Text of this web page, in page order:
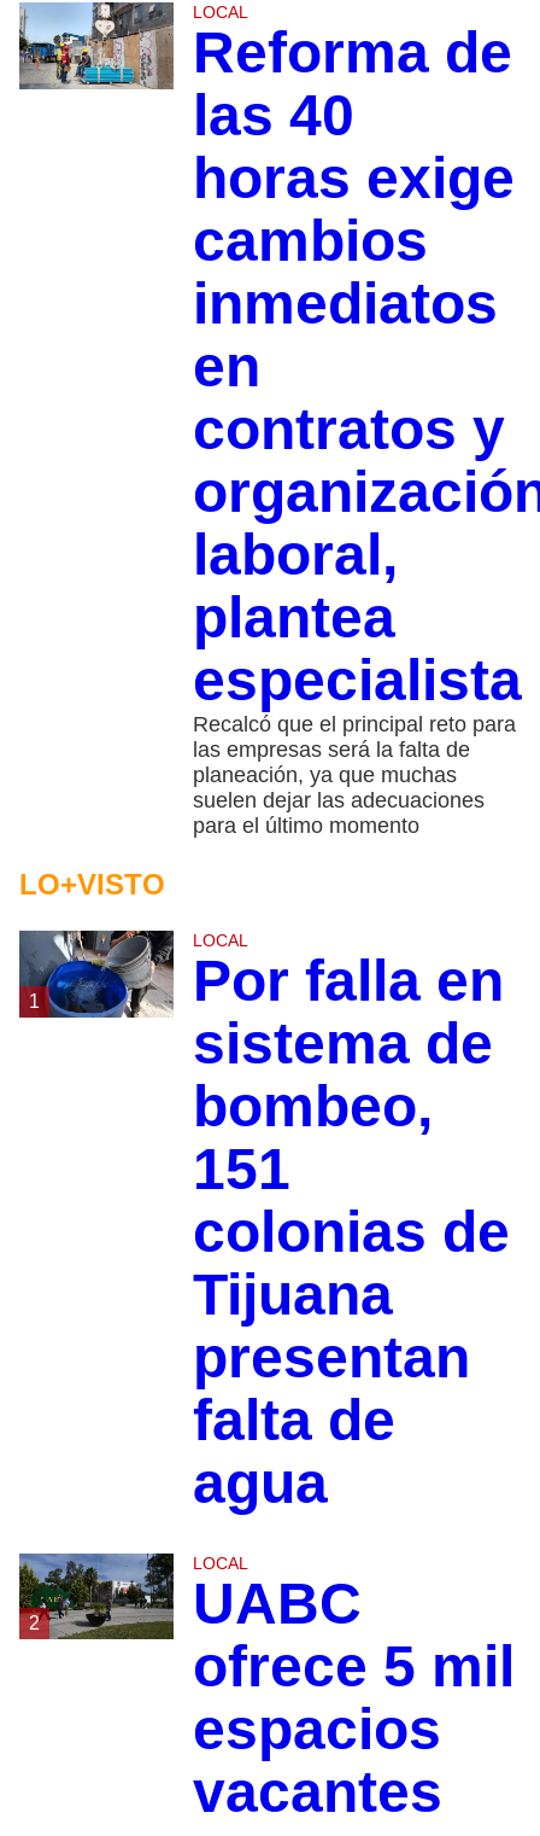
LOCAL
Reforma de
las 40
horas exige
cambios
inmediatos
en
contratos y
laboral,
plantea
especialista
Recalcó que el principal reto para
las empresas será la falta de
planeación, ya que muchas
suelen dejar las adecuaciones
para el último momento
LO+VISTO
1
LOCAL
Por falla en
sistema de
bombeo,
151
colonias de
Tijuana
presentan
falta de
agua
2
LOCAL
UABC
ofrece 5 mil
espacios
vacantes